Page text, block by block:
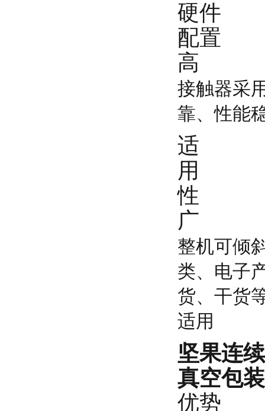
硬件
配置
高
接触器采
靠、性能
适
用
性
广
整机可倾
类、电子
货、干货
适用
坚果连
真空包
优势